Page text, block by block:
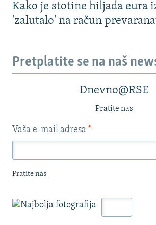
Kako je stotine hiljada eura
'zalutalo' na račun
Pretplatite se na naš
Dnevno@RSE
Pratite nas
Vaša e-mail adresa *
Pratite nas